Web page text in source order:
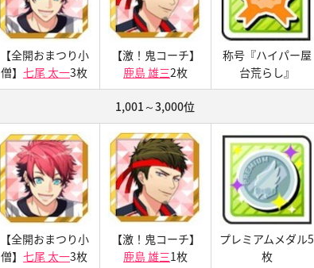
【全開おまつり小
僧】 七尾 太一3枚
【激！鬼コーチ】
鹿島 雄三2枚
称号『ハイパー屋
台荒らし』
1,001～3,000位
【全開おまつり小
僧】 七尾 太一3枚
【激！鬼コーチ】
鹿島 雄三1枚
プレミアムメダル5
枚